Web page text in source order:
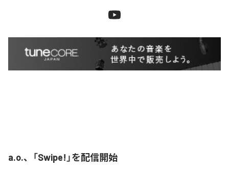
a.o.、「Swipe!」を配信開始